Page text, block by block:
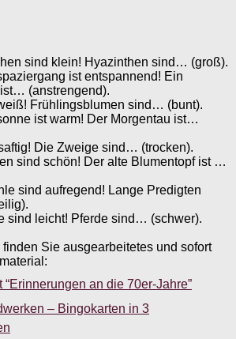
sind klein! Hyazinthen sind… (groß).
ist entspannend! Ein
(anstrengend).
Frühlingsblumen sind… (bunt).
ist warm! Der Morgentau ist…
Die Zweige sind… (trocken).
sind schön! Der alte Blumentopf ist …
sind aufregend! Lange Predigten
sind leicht! Pferde sind… (schwer).
finden Sie ausgearbeitetes und sofort
“Erinnerungen an die 70er-Jahre”
– Bingokarten in 3